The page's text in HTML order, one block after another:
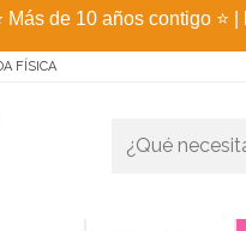
Más de 10 años contigo ⭐
FÍSICA